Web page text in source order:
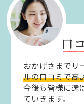
口
おかげさまでリ
ルの口コミで高
今後も皆様に選
ていきます。